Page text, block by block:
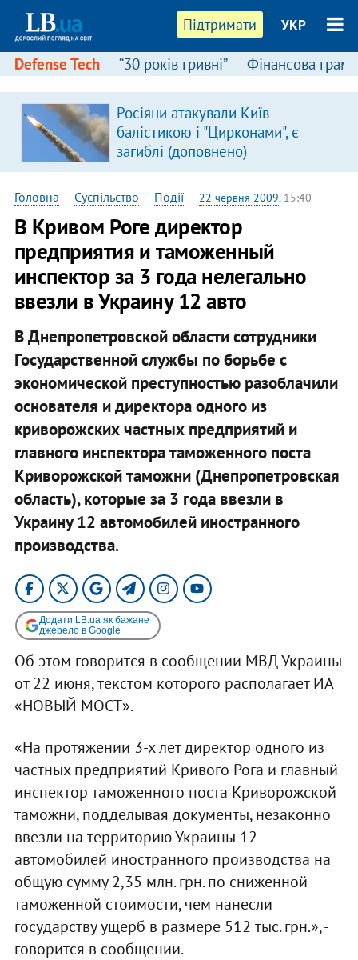
Підтримати УКР
Defense Tech “30 років гривні” Фінансова
Росіяни атакували Київ
балістикою і "Цирконами", є
загиблі (доповнено)
Головна — Суспільство — Події— 22 червня 2009, 15:40
В Кривом Роге директор
предприятия и таможенный
инспектор за 3 года нелегально
ввезли в Украину 12 авто
В Днепропетровской области сотрудники
Государственной службы по борьбе с
экономической преступностью разоблачили
основателя и директора одного из
криворожских частных предприятий и
главного инспектора таможенного поста
Криворожской таможни (Днепропетровская
область), которые за 3 года ввезли в
Украину 12 автомобилей иностранного
производства.
Додати LB.ua як бажане
джерело в Google
Об этом говорится в сообщении МВД Украины
от 22 июня, текстом которого располагает ИА
«НОВЫЙ МОСТ».
«На протяжении 3-х лет директор одного из
частных предприятий Кривого Рога и главный
инспектор таможенного поста Криворожской
таможни, подделывая документы, незаконно
ввезли на территорию Украины 12
автомобилей иностранного производства на
общую сумму 2,35 млн. грн. по сниженной
таможенной стоимости, чем нанесли
государству ущерб в размере 512 тыс. грн.», -
говорится в сообщении.